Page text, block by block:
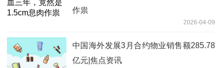
作祟
2026-04-09
中国海外发展3月合约物业销售额285.78
亿元|焦点资讯